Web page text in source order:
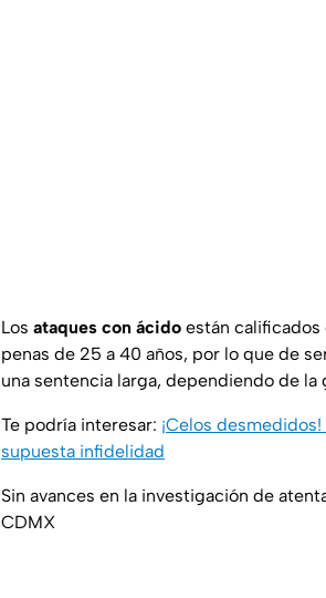
Los ataques con ácido están calificados
penas de 25 a 40 años, por lo que de
una sentencia larga, dependiendo de
Te podría interesar: ¡Celos
supuesta infidelidad
Sin avances en la investigación de
CDMX